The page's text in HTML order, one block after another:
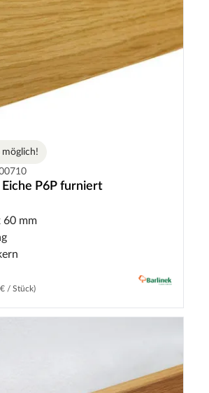
möglich!
P6P furniert
60 mm
/ Stück)